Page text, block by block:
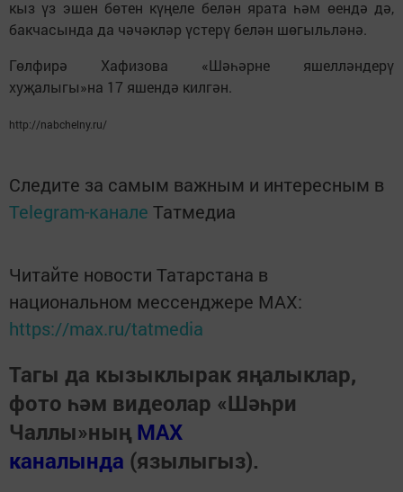
кыз үз эшен бөтен күңеле белән ярата һәм өендә дә,
бакчасында да чәчәкләр үстерү белән шөгыльләнә.
Гөлфирә Хафизова «Шәһәрне яшелләндерү
хуҗалыгы»на 17 яшендә килгән.
http://nabchelny.ru/
Следите за самым важным и интересным в
Telegram-канале Татмедиа
Читайте новости Татарстана в
национальном мессенджере MАХ:
https://max.ru/tatmedia
Тагы да кызыклырак яңалыклар,
фото һәм видеолар «Шәһри
Чаллы»ның MAX
каналында (язылыгыз).